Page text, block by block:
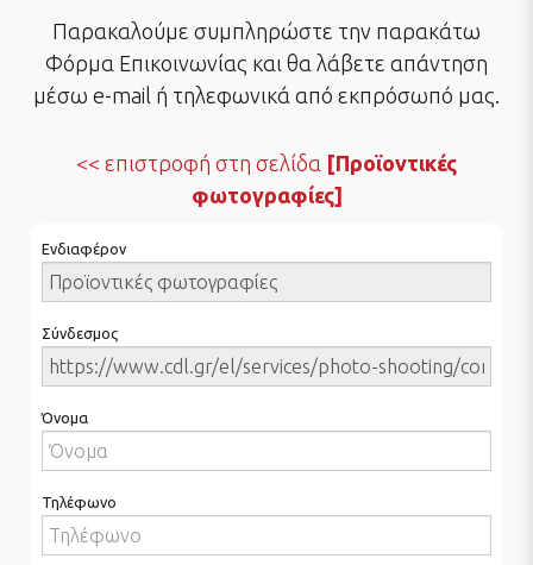
Παρακαλούμε συμπληρώστε την παρακάτω
Φόρμα Επικοινωνίας και θα λάβετε απάντηση
μέσω e-mail ή τηλεφωνικά από εκπρόσωπό μας.
επιστροφή στη σελίδα [Προϊοντικές
φωτογραφίες]
Ενδιαφέρον
Σύνδεσμος
Όνομα
Τηλέφωνο